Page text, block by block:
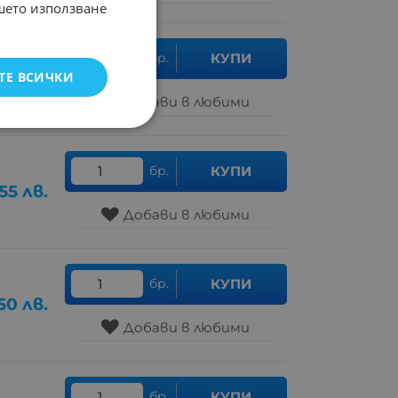
лв.
бр. КУПИ
Добави в любими
лв.
бр. КУПИ
Добави в любими
лв.
бр. КУПИ
Добави в любими
използване
ВСИЧКИ